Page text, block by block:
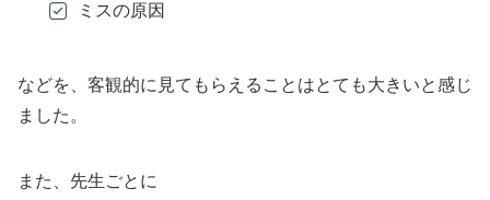
ミスの原因
などを、客観的に見てもらえることはとても大きいと感じ
ました。
また、先生ごとに